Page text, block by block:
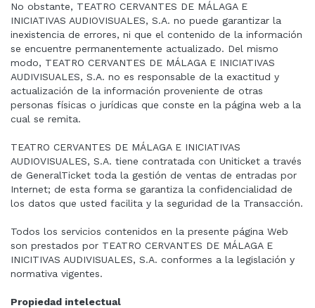
No obstante, TEATRO CERVANTES DE MÁLAGA E
INICIATIVAS AUDIOVISUALES, S.A. no puede garantizar la
inexistencia de errores, ni que el contenido de la información
se encuentre permanentemente actualizado. Del mismo
modo, TEATRO CERVANTES DE MÁLAGA E INICIATIVAS
AUDIVISUALES, S.A. no es responsable de la exactitud y
actualización de la información proveniente de otras
personas físicas o jurídicas que conste en la página web a la
cual se remita.
TEATRO CERVANTES DE MÁLAGA E INICIATIVAS
AUDIOVISUALES, S.A. tiene contratada con Uniticket a través
de GeneralTicket toda la gestión de ventas de entradas por
Internet; de esta forma se garantiza la confidencialidad de
los datos que usted facilita y la seguridad de la Transacción.
Todos los servicios contenidos en la presente página Web
son prestados por TEATRO CERVANTES DE MÁLAGA E
INICITIVAS AUDIVISUALES, S.A. conformes a la legislación y
normativa vigentes.
Propiedad intelectual